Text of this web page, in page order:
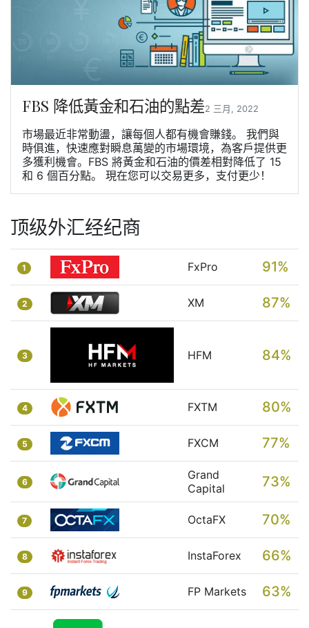
FBS 降低黃金和石油的點差2 三月, 2022
市場最近非常動盪，讓每個人都有機會賺錢。 我們與
時俱進，快速應對瞬息萬變的市場環境，為客戶提供更
多獲利機會。FBS 將黃金和石油的價差相對降低了 15
和 6 個百分點。 現在您可以交易更多，支付更少！
顶级外汇经纪商
1 FxPro 91%
2 XM 87%
3 HFM 84%
4 FXTM 80%
5 FXCM 77%
6
Grand
Capital
73%
7 OctaFX 70%
8 InstaForex 66%
9 FP Markets 63%